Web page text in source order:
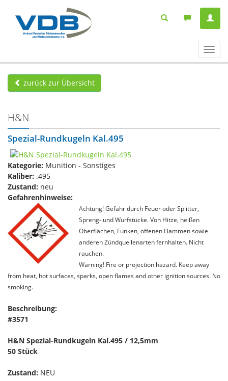
ein-/
zurück zur Übersicht
H&N
Spezial-Rundkugeln Kal.495
Kategorie: Munition - Sonstiges
Kaliber: .495
Zustand: neu
Gefahrenhinweise:
Achtung! Gefahr durch Feuer oder Splitter,
Spreng- und Wurfstücke. Von Hitze, heißen
Oberflächen, Funken, offenen Flammen sowie
anderen Zündquellenarten fernhalten. Nicht
rauchen.
Warning! Fire or projection hazard. Keep away
from heat, hot surfaces, sparks, open flames and other ignition sources. No
smoking.
Beschreibung:
#3571
H&N Spezial-Rundkugeln Kal.495 / 12,5mm
50 Stück
Zustand: NEU